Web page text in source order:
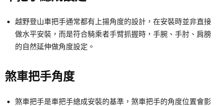
越野登山車把手通常都有上揚角度的設計，在安裝時並非直接
做水平安裝，而是符合騎乘者手臂抓握時，手腕、手肘、肩膀
的自然延伸做角度設定。
煞車把手角度
煞車把手是車把手總成安裝的基準，煞車把手的角度位置會影